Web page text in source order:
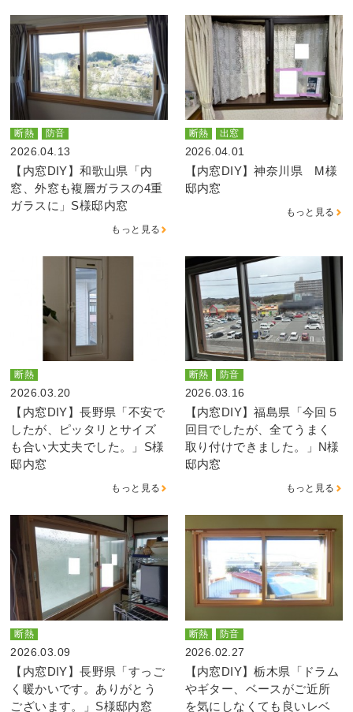
断熱 防音
2026.04.13
【内窓DIY】和歌山県「内
窓、外窓も複層ガラスの4重
ガラスに」S様邸内窓
もっと見る
断熱 出窓
2026.04.01
【内窓DIY】神奈川県 M様
邸内窓
もっと見る
断熱
2026.03.20
【内窓DIY】長野県「不安で
したが、ピッタリとサイズ
も合い大丈夫でした。」S様
邸内窓
もっと見る
断熱 防音
2026.03.16
【内窓DIY】福島県「今回５
回目でしたが、全てうまく
取り付けできました。」N様
邸内窓
もっと見る
断熱
2026.03.09
【内窓DIY】長野県「すっご
く暖かいです。ありがとう
ございます。」S様邸内窓
断熱 防音
2026.02.27
【内窓DIY】栃木県「ドラム
やギター、ベースがご近所
を気にしなくても良いレベ